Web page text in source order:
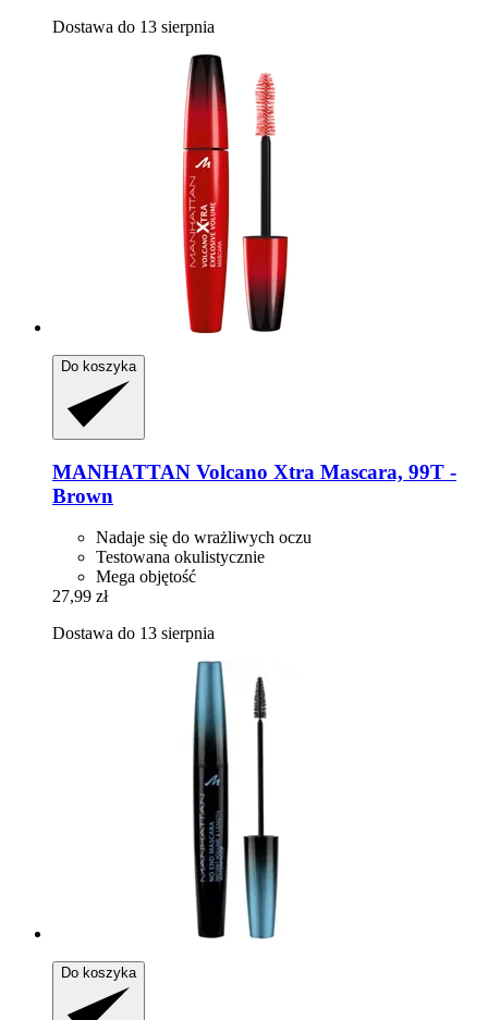
Dostawa do 13 sierpnia
Do koszyka
MANHATTAN Volcano Xtra Mascara, 99T -​
Brown
Nadaje się do wrażliwych oczu
Testowana okulistycznie
Mega objętość
27,99 zł
Dostawa do 13 sierpnia
Do koszyka